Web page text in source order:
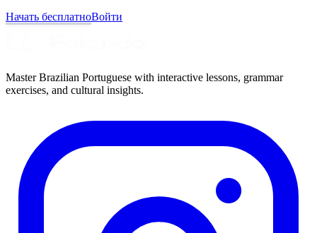
Начать бесплатноВойти
Master Brazilian Portuguese with interactive lessons, grammar
exercises, and cultural insights.